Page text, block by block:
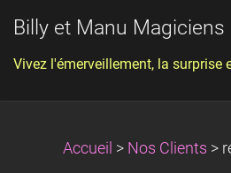
Billy et Manu Magiciens
Vivez l'émerveillement, la surprise
Accueil > Nos Clients >